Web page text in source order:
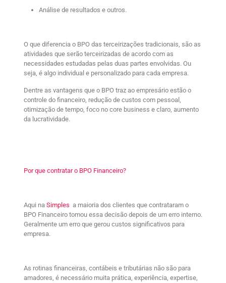
Análise de resultados e outros.
O que diferencia o BPO das terceirizações tradicionais, são as
atividades que serão terceirizadas de acordo com as
necessidades estudadas pelas duas partes envolvidas. Ou
seja, é algo individual e personalizado para cada empresa.
Dentre as vantagens que o BPO traz ao empresário estão o
controle do financeiro, redução de custos com pessoal,
otimização de tempo, foco no core business e claro, aumento
da lucratividade.
Por que contratar o BPO Financeiro?
Aqui na Simples a maioria dos clientes que contrataram o
BPO Financeiro tomou essa decisão depois de um erro interno.
Geralmente um erro que gerou custos significativos para
empresa.
As rotinas financeiras, contábeis e tributárias não são para
amadores, é necessário muita prática, experiência, expertise,